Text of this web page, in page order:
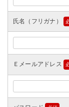
氏名（フリガナ）
Ｅメールアドレス